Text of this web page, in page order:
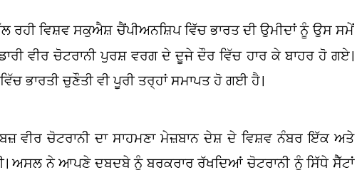
ਰਹੀ ਵਿਸ਼ਵ ਸਕੁਐਸ਼ ਚੈਂਪੀਅਨਸ਼ਿਪ ਵਿੱਚ ਭਾਰਤ ਦੀ ਉਮੀਦਾਂ ਨੂੰ ਉਸ ਸਮੇਂ
ਵੀਰ ਚੋਟਰਾਨੀ ਪੁਰਸ਼ ਵਰਗ ਦੇ ਦੂਜੇ ਦੌਰ ਵਿੱਚ ਹਾਰ ਕੇ ਬਾਹਰ ਹੋ ਗਏ।
ਭਾਰਤੀ ਚੁਣੌਤੀ ਵੀ ਪੂਰੀ ਤਰ੍ਹਾਂ ਸਮਾਪਤ ਹੋ ਗਈ ਹੈ।
ਵੀਰ ਚੋਟਰਾਨੀ ਦਾ ਸਾਹਮਣਾ ਮੇਜ਼ਬਾਨ ਦੇਸ਼ ਦੇ ਵਿਸ਼ਵ ਨੰਬਰ ਇੱਕ ਅਤੇ
ਅਸਲ ਨੇ ਆਪਣੇ ਦਬਦਬੇ ਨੂੰ ਬਰਕਰਾਰ ਰੱਖਦਿਆਂ ਚੋਟਰਾਨੀ ਨੂੰ ਸਿੱਧੇ ਸੈੱਟਾਂ